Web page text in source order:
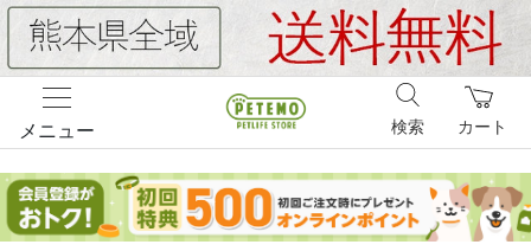
メニュー カート
検索